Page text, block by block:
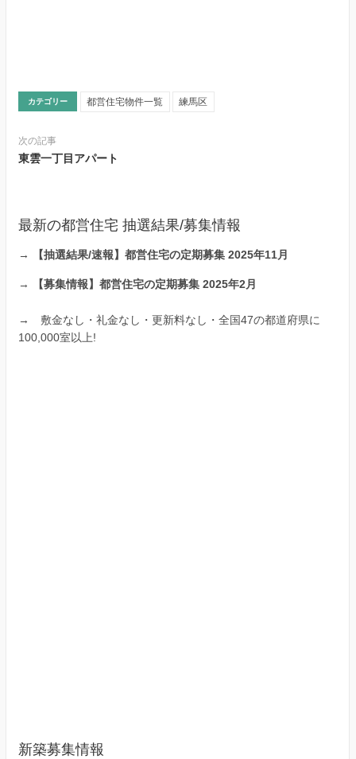
カテゴリー 都営住宅物件一覧 練馬区
次の記事
東雲一丁目アパート
最新の都営住宅 抽選結果/募集情報
→ 【抽選結果/速報】都営住宅の定期募集 2025年11月
→ 【募集情報】都営住宅の定期募集 2025年2月
→ 敷金なし・礼金なし・更新料なし・全国47の都道府県に
100,000室以上!
新築募集情報